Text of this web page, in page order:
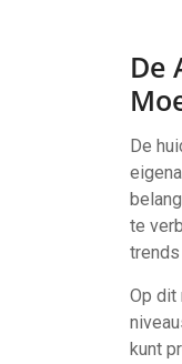
De
De
te
Op dit
kunt